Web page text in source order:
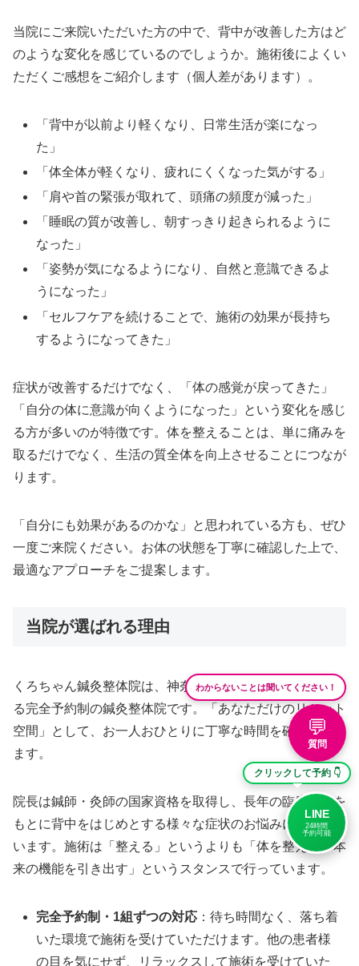
当院にご来院いただいた方の中で、背中が改善した方はど
のような変化を感じているのでしょうか。施術後によくい
ただくご感想をご紹介します（個人差があります）。
「背中が以前より軽くなり、日常生活が楽になっ
た」
「体全体が軽くなり、疲れにくくなった気がする」
「肩や首の緊張が取れて、頭痛の頻度が減った」
「睡眠の質が改善し、朝すっきり起きられるように
なった」
「姿勢が気になるようになり、自然と意識できるよ
うになった」
「セルフケアを続けることで、施術の効果が長持ち
するようになってきた」
症状が改善するだけでなく、「体の感覚が戻ってきた」
「自分の体に意識が向くようになった」という変化を感じ
る方が多いのが特徴です。体を整えることは、単に痛みを
取るだけでなく、生活の質全体を向上させることにつなが
ります。
「自分にも効果があるのかな」と思われている方も、ぜひ
一度ご来院ください。お体の状態を丁寧に確認した上で、
最適なアプローチをご提案します。
当院が選ばれる理由
くろちゃん鍼灸整体院は、神奈川県小田原市成田に位置す
る完全予約制の鍼灸整体院です。「あなただけのリセット
空間」として、お一人おひとりに丁寧な時間を確保してい
ます。
院長は鍼師・灸師の国家資格を取得し、長年の臨床経験を
もとに背中をはじめとする様々な症状のお悩みに対応して
います。施術は「整える」というよりも「体を整える・本
来の機能を引き出す」というスタンスで行っています。
完全予約制・1組ずつの対応 ：待ち時間なく、落ち着
いた環境で施術を受けていただけます。他の患者様
の目を気にせず、リラックスして施術を受けていた
わからないことは聞いてください！
💬
質問
クリックして予約 👇
LINE
24時間
予約可能